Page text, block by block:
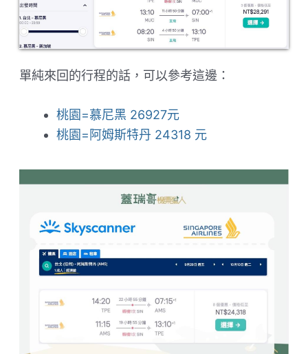
單純來回的行程的話，可以參考這邊：
桃園=慕尼黑 26927元
桃園=阿姆斯特丹 24318 元